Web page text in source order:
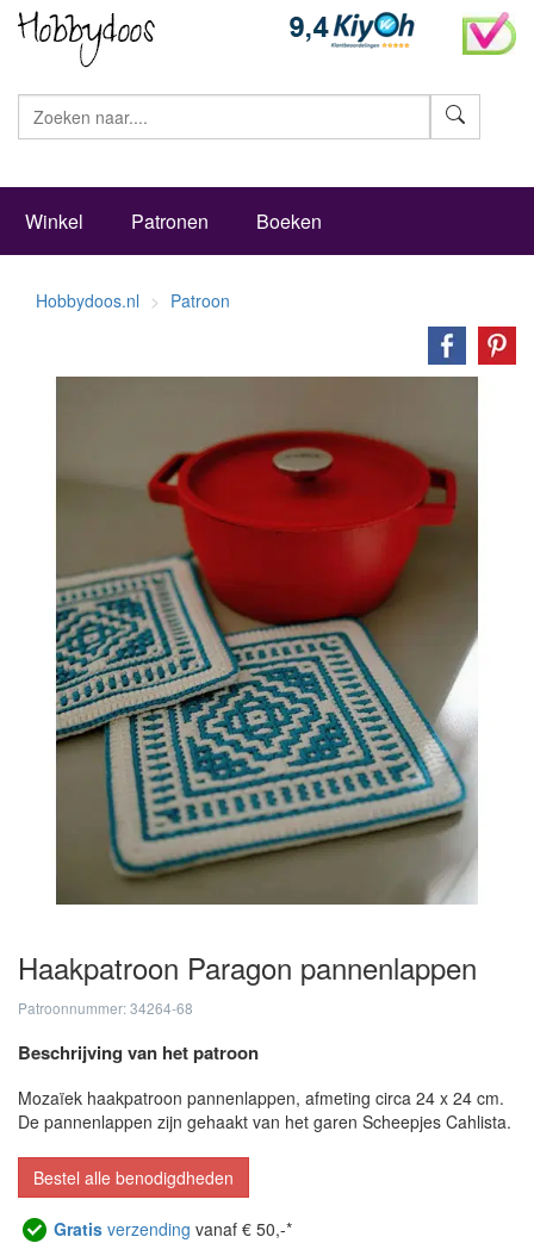
Winkel Patronen Boeken
Hobbydoos.nl Patroon
Haakpatroon Paragon pannenlappen
Patroonnummer: 34264-68
Beschrijving van het patroon
Mozaïek haakpatroon pannenlappen, afmeting circa 24 x 24 cm.
De pannenlappen zijn gehaakt van het garen Scheepjes Cahlista.
Bestel alle benodigdheden
Gratis verzending vanaf € 50,-*